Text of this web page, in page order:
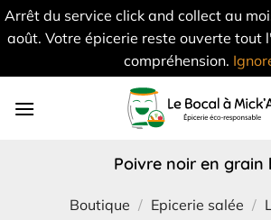
Arrêt du service click and collect au
août. Votre épicerie reste ouverte tout
compréhension.
poivre noir en grain
Boutique / Epicerie salée /